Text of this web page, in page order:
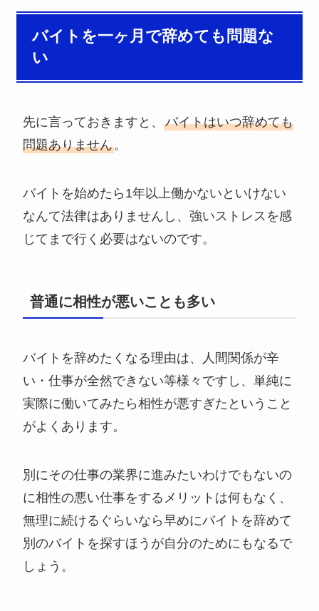
バイトを一ヶ月で辞めても問題な
い
先に言っておきますと、バイトはいつ辞めても
問題ありません。
バイトを始めたら1年以上働かないといけない
なんて法律はありませんし、強いストレスを感
じてまで行く必要はないのです。
普通に相性が悪いことも多い
バイトを辞めたくなる理由は、人間関係が辛
い・仕事が全然できない等様々ですし、単純に
実際に働いてみたら相性が悪すぎたということ
がよくあります。
別にその仕事の業界に進みたいわけでもないの
に相性の悪い仕事をするメリットは何もなく、
無理に続けるぐらいなら早めにバイトを辞めて
別のバイトを探すほうが自分のためにもなるで
しょう。